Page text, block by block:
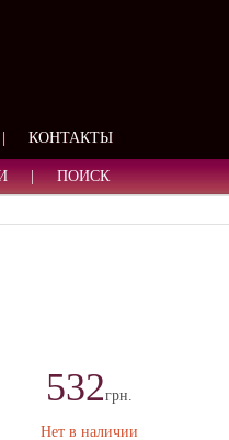
КОНТАКТЫ
ПОИСК
532грн.
Нет в наличии